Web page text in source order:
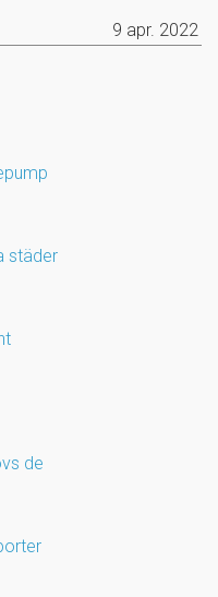
9 apr. 2022
städer
de